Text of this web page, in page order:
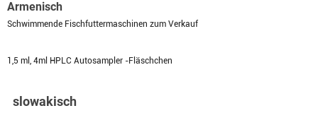
Armenisch
Schwimmende Fischfuttermaschinen zum Verkauf
1,5 ml, 4ml HPLC Autosampler -Fläschchen
slowakisch